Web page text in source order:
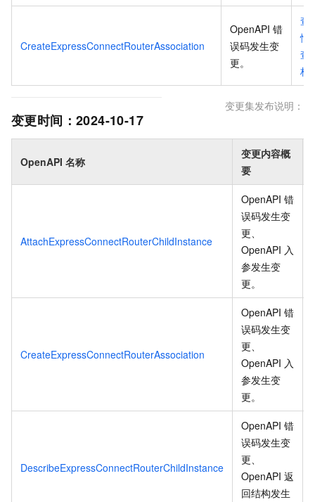
CreateExpressConnectRouterAssociation
OpenAPI 错
误码发生变
更。
查
情
查
档
变更时间： 2024-10-17
变更集发布说明：
OpenAPI 名称
变更内容概
要
AttachExpressConnectRouterChildInstance
OpenAPI 错
误码发生变
更、
OpenAPI 入
参发生变
更。
CreateExpressConnectRouterAssociation
OpenAPI 错
误码发生变
更、
OpenAPI 入
参发生变
更。
DescribeExpressConnectRouterChildInstance
OpenAPI 错
误码发生变
更、
OpenAPI 返
回结构发生